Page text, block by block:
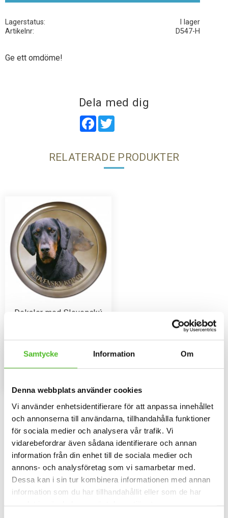
Samtycke Information Om
Denna webbplats använder cookies
Vi använder enhetsidentifierare för att anpassa innehållet
och annonserna till användarna, tillhandahålla funktioner
för sociala medier och analysera vår trafik. Vi
vidarebefordrar även sådana identifierare och annan
information från din enhet till de sociala medier och
annons- och analysföretag som vi samarbetar med.
Dessa kan i sin tur kombinera informationen med annan
information som du har tillhandahållit eller som de har
Lagerstatus
I lager
Artikelnr
D547-H
Ge ett omdöme!
Dela med dig
Facebook
Omdömen
Du
RELATERADE PRODUKTER
Dekaler med Slovenský
Sloveský Kopov. Finns i 3
storlekar 10 cm , 15 cm och 30
cm i diameter.
79